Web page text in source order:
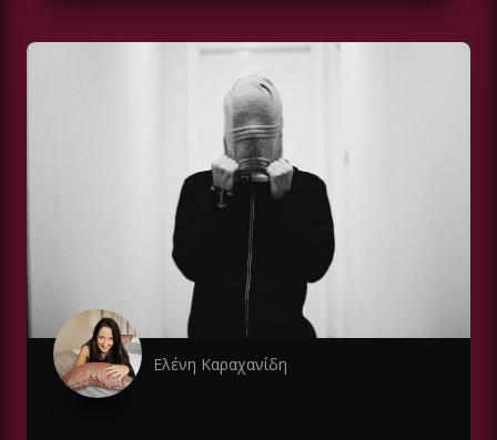
Ελένη Καραχανίδη